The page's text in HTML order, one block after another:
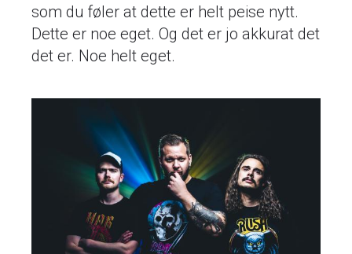
som du føler at dette er helt peise nytt.
Dette er noe eget. Og det er jo akkurat det
det er. Noe helt eget.